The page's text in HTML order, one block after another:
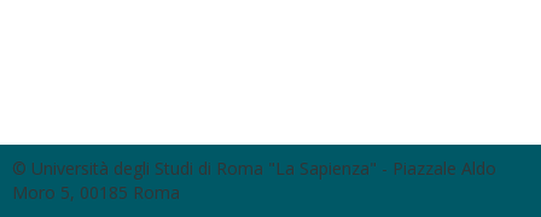
© Università degli Studi di Roma "La Sapienza" - Piazzale Aldo
Moro 5, 00185 Roma